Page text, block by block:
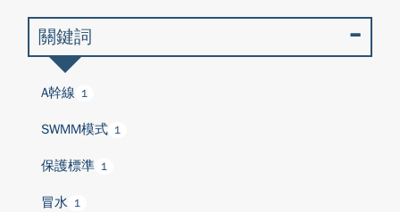
關鍵詞
A幹線 1
SWMM模式 1
保護標準 1
冒水 1